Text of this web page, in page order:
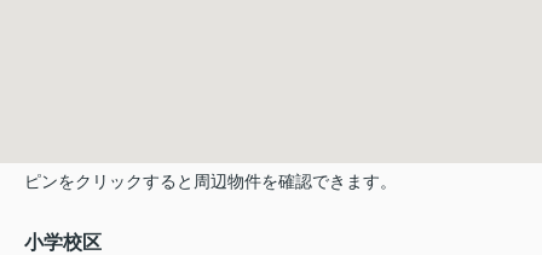
ピンをクリックすると周辺物件を確認できます。
小学校区